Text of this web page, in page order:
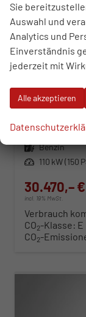
1.5 TSI 6-
unverbindliche
Fahrzeugnr. 118894
Kraftstoff Benzin
Leistung 110 kW (150
30.470,– €
incl. 19% MwSt.
Verbrauch
CO2-Klasse: E
CO2-
Sie
Auswahl und
Analytics und
Einverständnis
jederzeit mit
Alle akzeptieren